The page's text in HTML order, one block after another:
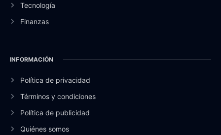
Tecnología
Finanzas
INFORMACIÓN
Política de privacidad
Términos y condiciones
Política de publicidad
Quiénes somos